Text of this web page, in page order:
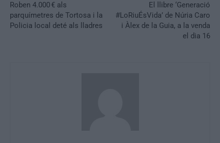
Roben 4.000 € als
parquímetres de Tortosa i la
Policia local deté als lladres
El llibre ‘Generació
#LoRiuÉsVida’ de Núria Caro
i Àlex de la Guia, a la venda
el dia 16